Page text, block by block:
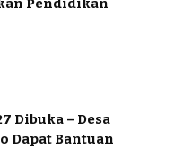
Dibuka – Desa
Dapat Bantuan